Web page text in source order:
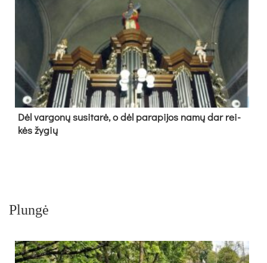
Dėl var­go­nų su­si­ta­rė, o dėl pa­ra­pi­jos na­mų dar rei­
kės žy­gių
Plungė